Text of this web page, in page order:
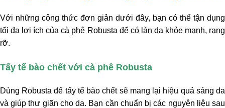
Với những công thức đơn giản dưới đây, bạn có thể tận dụng
tối đa lợi ích của cà phê Robusta để có làn da khỏe mạnh, rạng
rỡ.
Tẩy tế bào chết với cà phê Robusta
Dùng Robusta để tẩy tế bào chết sẽ mang lại hiệu quả sáng da
và giúp thư giãn cho da. Bạn cần chuẩn bị các nguyên liệu sau